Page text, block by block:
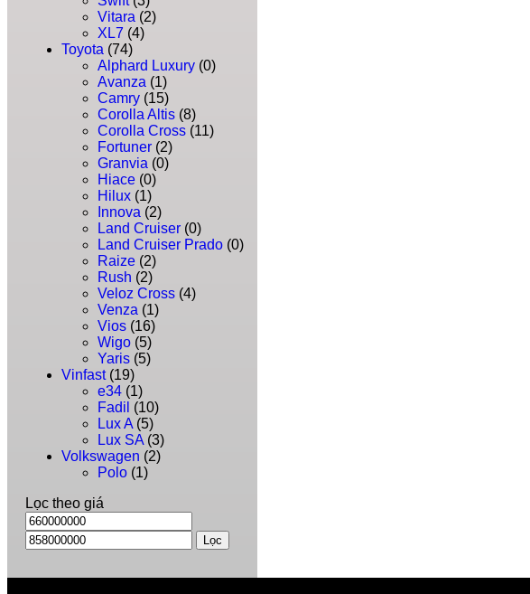
Vitara (2)
XL7 (4)
Toyota (74)
Alphard Luxury (0)
Avanza (1)
Camry (15)
Corolla Altis (8)
Corolla Cross (11)
Fortuner (2)
Granvia (0)
Hiace (0)
Hilux (1)
Innova (2)
Land Cruiser (0)
Land Cruiser Prado (0)
Raize (2)
Rush (2)
Veloz Cross (4)
Venza (1)
Vios (16)
Wigo (5)
Yaris (5)
Vinfast (19)
e34 (1)
Fadil (10)
Lux A (5)
Lux SA (3)
Volkswagen (2)
Polo (1)
Lọc theo giá
Lọc